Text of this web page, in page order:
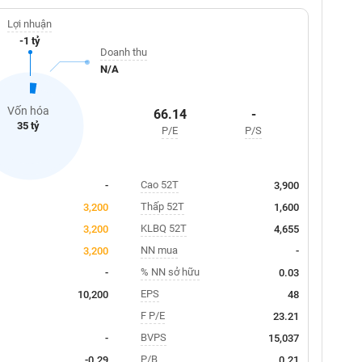
Vốn hóa
35 tỷ
Lợi nhuận
-1 tỷ
Doanh thu
N/A
66.14
P/E
-
P/S
-
3,200
3,200
3,200
-
10,200
-
-0.29
Cao 52T
3,900
Thấp 52T
1,600
KLBQ 52T
4,655
NN mua
-
% NN sở hữu
0.03
EPS
48
F P/E
23.21
BVPS
15,037
P/B
0.21